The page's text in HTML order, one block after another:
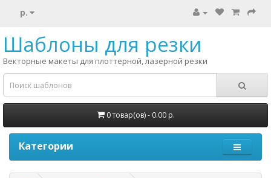
р.
Шаблоны для резки
Векторные макеты для плоттерной, лазерной резки
0 товар(ов) - 0.00 р.
Категории